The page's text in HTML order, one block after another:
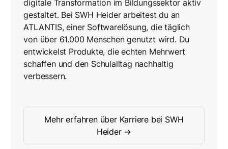
digitale Transformation im Bildungssektor aktiv
gestaltet. Bei SWH Heider arbeitest du an
ATLANTIS, einer Softwarelösung, die täglich
von über 61.000 Menschen genutzt wird. Du
entwickelst Produkte, die echten Mehrwert
schaffen und den Schulalltag nachhaltig
verbessern.
Mehr erfahren über Karriere bei SWH
Heider →